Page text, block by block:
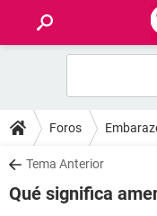
FOROS
SALUD
FAMILIA
Foros
Tema Anterior
Qué significa